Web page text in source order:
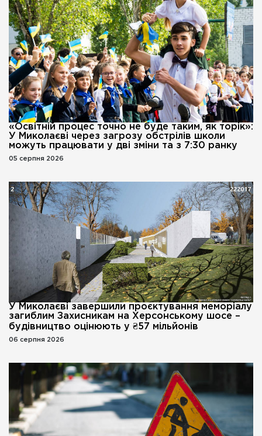
«Освітній процес точно не буде таким, як торік»:
У Миколаєві через загрозу обстрілів школи
можуть працювати у дві зміни та з 7:30 ранку
05 серпня 2026
У Миколаєві завершили проєктування меморіалу
загиблим Захисникам на Херсонському шосе –
будівництво оцінюють у ₴57 мільйонів
06 серпня 2026